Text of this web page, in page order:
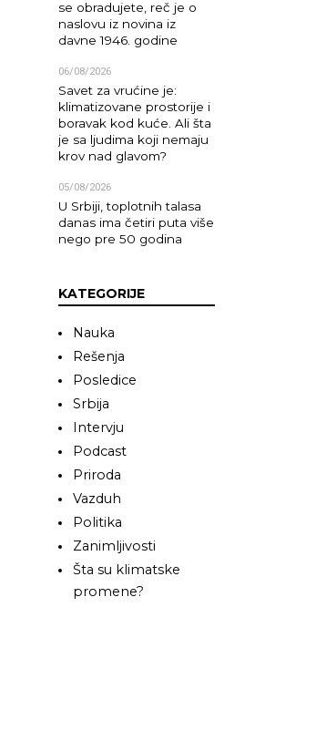
se obradujete, reč je o
naslovu iz novina iz
davne 1946. godine
06/08/2026
Savet za vrućine je:
klimatizovane prostorije i
boravak kod kuće. Ali šta
je sa ljudima koji nemaju
krov nad glavom?
05/08/2026
U Srbiji, toplotnih talasa
danas ima četiri puta više
nego pre 50 godina
KATEGORIJE
Nauka
Rešenja
Posledice
Srbija
Intervju
Podcast
Priroda
Vazduh
Politika
Zanimljivosti
Šta su klimatske
promene?